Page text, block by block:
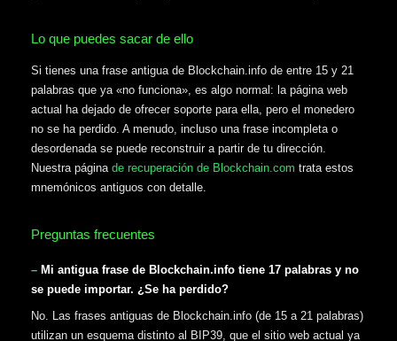
Lo que puedes sacar de ello
Si tienes una frase antigua de Blockchain.info de entre 15 y 21
palabras que ya «no funciona», es algo normal: la página web
actual ha dejado de ofrecer soporte para ella, pero el monedero
no se ha perdido. A menudo, incluso una frase incompleta o
desordenada se puede reconstruir a partir de tu dirección.
Nuestra página de recuperación de Blockchain.com trata estos
mnemónicos antiguos con detalle.
Preguntas frecuentes
Mi antigua frase de Blockchain.info tiene 17 palabras y no
se puede importar. ¿Se ha perdido?
No. Las frases antiguas de Blockchain.info (de 15 a 21 palabras)
utilizan un esquema distinto al BIP39, que el sitio web actual ya